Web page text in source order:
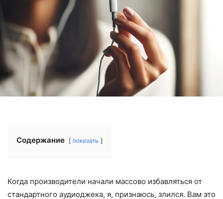
Содержание показать
Когда производители начали массово избавляться от
стандартного аудиоджека, я, признаюсь, злился. Вам это